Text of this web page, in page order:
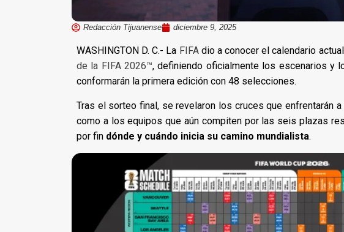
Redacción Tijuanense diciembre 9, 2025
WASHINGTON D. C.- La FIFAdio a conocer el calendario
de la FIFA 2026™, definiendo oficialmente los escenarios y
conformarán la primera edición con 48 selecciones.
Tras el sorteo final, se revelaron los cruces que enfrentarán
como a los equipos que aún compiten por las seis plazas
por fin dónde y cuándo inicia su camino mundialista.